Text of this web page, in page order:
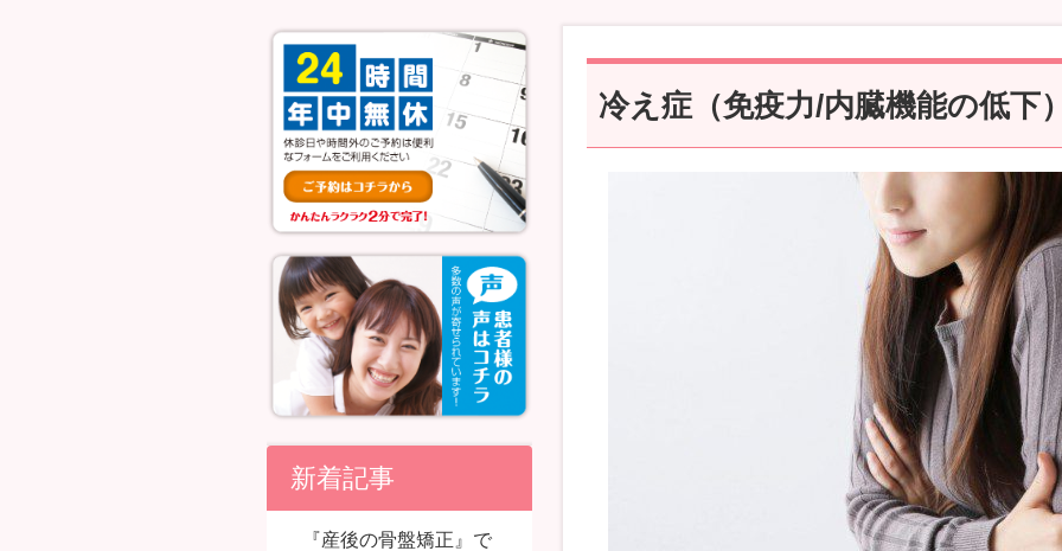
冷え症（免疫力/内臓機能の低下
新着記事
『産後の骨盤矯正』で